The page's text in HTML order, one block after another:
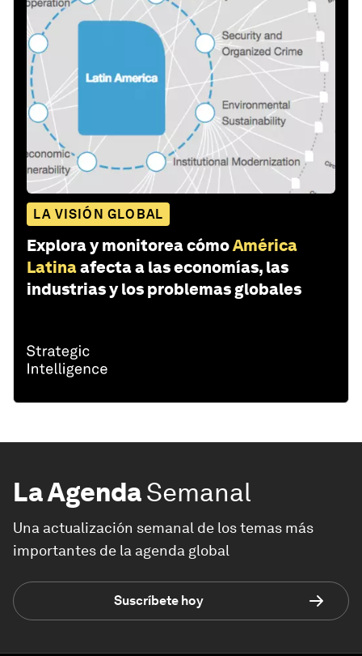
LA VISIÓN GLOBAL
Explora y monitorea cómoAmérica
Latinaafecta a las economías, las
industrias y los problemas globales
La AgendaSemanal
Una actualización semanal de los temas más
importantes de la agenda global
Suscríbete hoy